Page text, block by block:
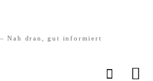
Nah dran, gut informiert